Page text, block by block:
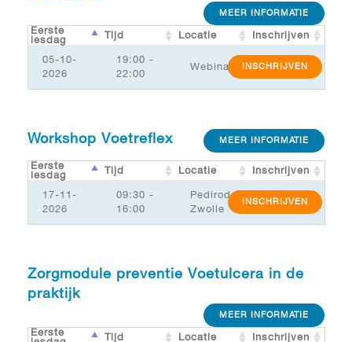
MEER INFORMATIE
Eerste
lesdag
Tijd Locatie Inschrijven
05-10-
2026
19:00 -
22:00
Webinar INSCHRIJVEN
Workshop Voetreflex MEER INFORMATIE
Eerste
lesdag
Tijd Locatie Inschrijven
17-11-
2026
09:30 -
16:00
Pediroda
Zwolle
INSCHRIJVEN
Zorgmodule preventie Voetulcera in de
praktijk
MEER INFORMATIE
Eerste
Tijd Locatie Inschrijven